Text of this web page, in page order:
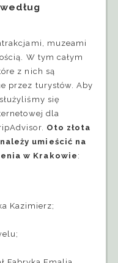
muzeami
W tym całym
z nich są
przez turystów. Aby
się
dla
Oto złota
umieścić na
w Krakowie :
Kazimierz;